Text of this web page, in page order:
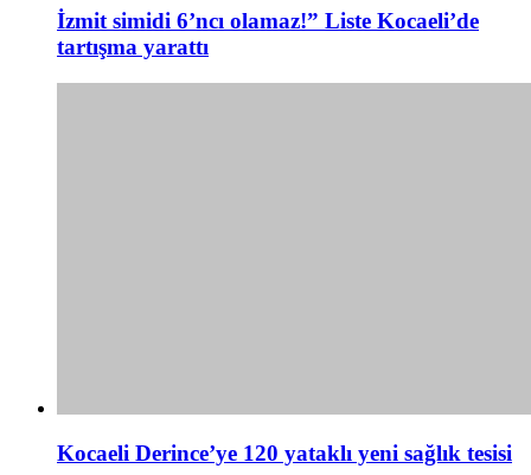
İzmit simidi 6’ncı olamaz!” Liste Kocaeli’de
tartışma yarattı
Kocaeli Derince’ye 120 yataklı yeni sağlık tesisi